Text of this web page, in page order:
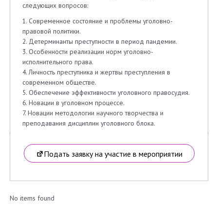
следующих вопросов:
1. Современное состояние и проблемы уголовно-
правовой политики.
2. Детерминанты преступности в период пандемии.
3. Особенности реализации норм уголовно-
исполнительного права.
4. Личность преступника и жертвы преступления в
современном обществе.
5. Обеспечение эффективности уголовного правосудия.
6. Новации в уголовном процессе.
7. Новации методологии научного творчества и
преподавания дисциплин уголовного блока.
Подать заявку на участие в мероприятии
No items found